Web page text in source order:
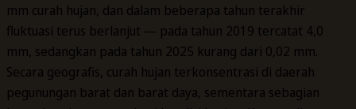
mm curah hujan, dan dalam beberapa tahun terakhir
fluktuasi terus berlanjut — pada tahun 2019 tercatat 4,0
mm, sedangkan pada tahun 2025 kurang dari 0,02 mm.
Secara geografis, curah hujan terkonsentrasi di daerah
pegunungan barat dan barat daya, sementara sebagian